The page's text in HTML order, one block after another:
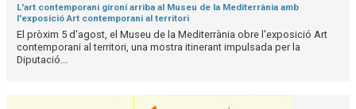
L'art contemporani gironí arriba al Museu de la Mediterrània amb
l'exposició Art contemporani al territori
El pròxim 5 d'agost, el Museu de la Mediterrània obre l'exposició Art
contemporani al territori, una mostra itinerant impulsada per la
Diputació...